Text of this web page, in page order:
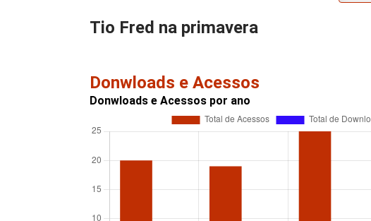
Tio Fred na primavera
Donwloads e Acessos
Donwloads e Acessos por ano